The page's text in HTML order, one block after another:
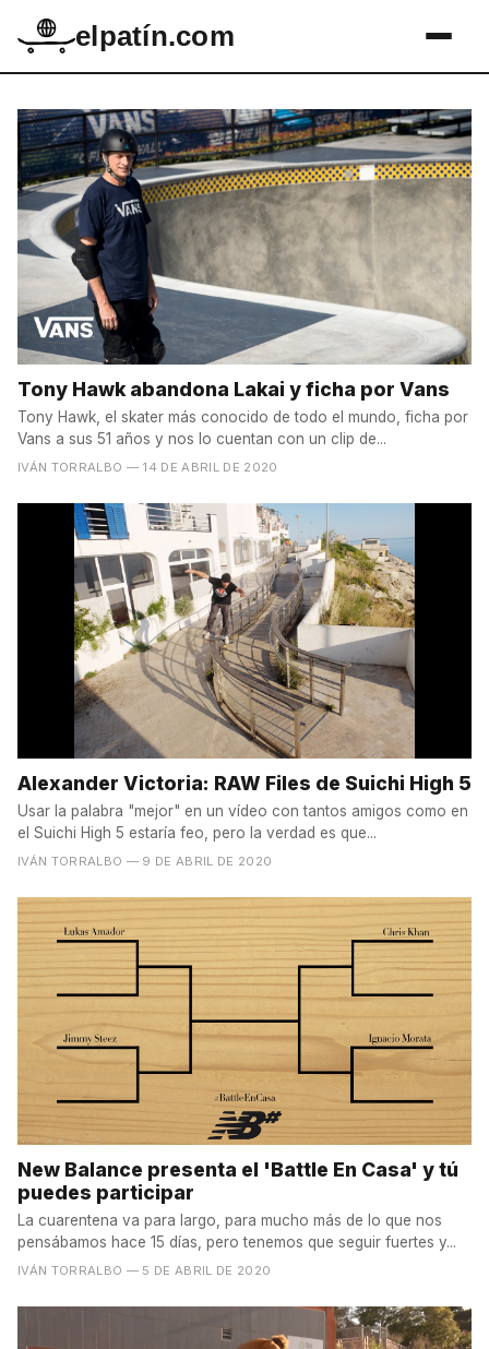
elpatín.com
Tony Hawk abandona Lakai y ficha por Vans
Tony Hawk, el skater más conocido de todo el mundo, ficha por
Vans a sus 51 años y nos lo cuentan con un clip de...
IVÁN TORRALBO — 14 DE ABRIL DE 2020
Alexander Victoria: RAW Files de Suichi High 5
Usar la palabra "mejor" en un vídeo con tantos amigos como en
el Suichi High 5 estaría feo, pero la verdad es que...
IVÁN TORRALBO — 9 DE ABRIL DE 2020
New Balance presenta el 'Battle En Casa' y tú
puedes participar
La cuarentena va para largo, para mucho más de lo que nos
pensábamos hace 15 días, pero tenemos que seguir fuertes y...
IVÁN TORRALBO — 5 DE ABRIL DE 2020